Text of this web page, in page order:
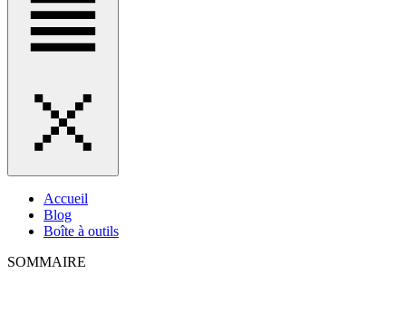
Accueil
Blog
Boîte à outils
SOMMAIRE